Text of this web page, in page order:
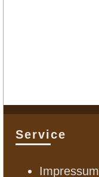
Service
Impressum